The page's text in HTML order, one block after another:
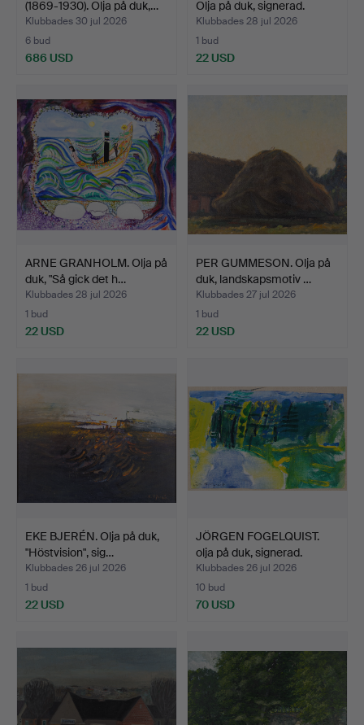
(1869-1930). Olja på duk,…
Klubbades 30 jul 2026
6 bud
686 USD
föremål
Olja på duk, signerad.
Klubbades 28 jul 2026
1 bud
22 USD
ARNE GRANHOLM. Olja på
duk, "Så gick det h…
Klubbades 28 jul 2026
1 bud
22 USD
PER GUMMESON. Olja på
duk, landskapsmotiv …
Klubbades 27 jul 2026
1 bud
22 USD
EKE BJERÉN. Olja på duk,
"Höstvision", sig…
Klubbades 26 jul 2026
1 bud
22 USD
JÖRGEN FOGELQUIST.
olja på duk, signerad.
Klubbades 26 jul 2026
10 bud
70 USD